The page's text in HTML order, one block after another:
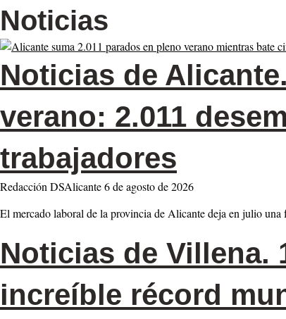
Noticias
Noticias de Alicante.
verano: 2.011
trabajadores
Redacción DSAlicante6 de agosto de 2026
El mercado laboral de la provincia de Alicante deja en julio
Noticias de Villena.
increíble récord